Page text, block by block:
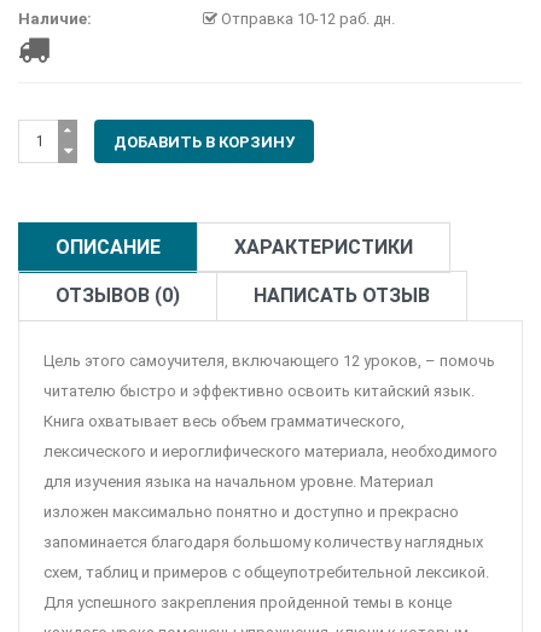
Наличие:
Отправка 10-12 раб. дн.
ОПИСАНИЕ ХАРАКТЕРИСТИКИ
ОТЗЫВОВ (0) НАПИСАТЬ ОТЗЫВ
Цель этого самоучителя, включающего 12 уроков, – помочь
читателю быстро и эффективно освоить китайский язык.
Книга охватывает весь объем грамматического,
лексического и иероглифического материала, необходимого
для изучения языка на начальном уровне. Материал
изложен максимально понятно и доступно и прекрасно
запоминается благодаря большому количеству наглядных
схем, таблиц и примеров с общеупотребительной лексикой.
Для успешного закрепления пройденной темы в конце